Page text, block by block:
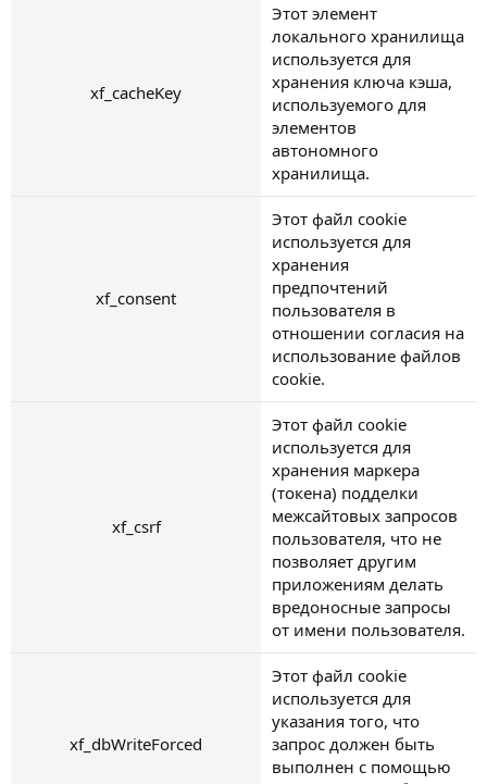
xf_cacheKey
Этот элемент
локального хранилища
используется для
хранения ключа кэша,
используемого для
элементов
автономного
хранилища.
xf_consent
Этот файл cookie
используется для
хранения
предпочтений
пользователя в
отношении согласия на
использование файлов
cookie.
xf_csrf
Этот файл cookie
используется для
хранения маркера
(токена) подделки
межсайтовых запросов
пользователя, что не
позволяет другим
приложениям делать
вредоносные запросы
от имени пользователя.
xf_dbWriteForced
Этот файл cookie
используется для
указания того, что
запрос должен быть
выполнен с помощью